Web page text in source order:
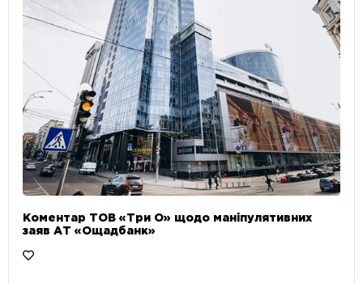
Коментар ТОВ «Три О» щодо маніпулятивних
заяв АТ «Ощадбанк»